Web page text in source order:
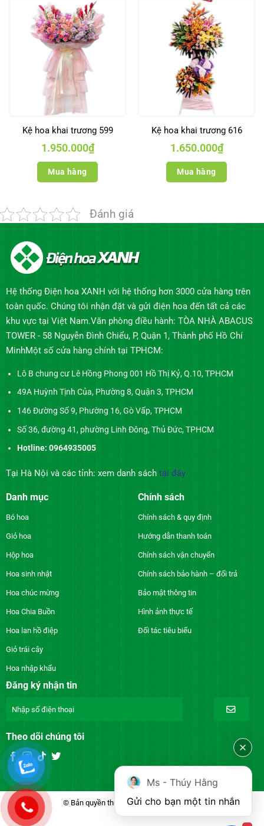
Kệ hoa khai trương 599
1.950.000₫
Mua hàng
Kệ hoa khai trương 616
1.650.000₫
Mua hàng
Đánh giá
Hệ thống Điện hoa XANH với hệ thống hơn 3000 cửa hàng trên
toàn quốc. Chúng tôi nhận đặt và gửi điện hoa đến tất cả các
khu vực tại Việt Nam.Văn phòng điều hành: TÒA NHÀ ABACUS
TOWER - 58 Nguyễn Đình Chiểu, P, Quận 1, Thành phố Hồ Chí
MinhMột số cửa hàng chính tại TPHCM:
Lô B chung cư Lê Hồng Phong 001 Hồ Thị Kỷ, Q.10, TPHCM
49A Huỳnh Tịnh Của, Phường 8, Quận 3, TPHCM
146 Đường Số 9, Phường 16, Gò Vấp, TPHCM
Số 36, đường 41, phường Linh Đông, Thủ Đức, TPHCM
Hotline: 0964935005
Tại Hà Nội và các tỉnh: xem danh sách tại đây
Danh mục
Bó hoa
Giỏ hoa
Hộp hoa
Hoa sinh nhật
Hoa chúc mừng
Hoa Chia Buồn
Hoa lan hồ điệp
Giỏ trái cây
Hoa nhập khẩu
Chính sách
Chính sách & quy định
Hướng dẫn thanh toán
Chính sách vận chuyển
Chính sách bảo hành – đổi trả
Bảo mật thông tin
Hình ảnh thực tế
Đối tác tiêu biểu
Đăng ký nhận tin
Theo dõi chúng tôi
© Bản quyền thuộc về DienhoaXANH.com
Ms - Thúy Hằng
Gửi cho bạn một tin nhắn